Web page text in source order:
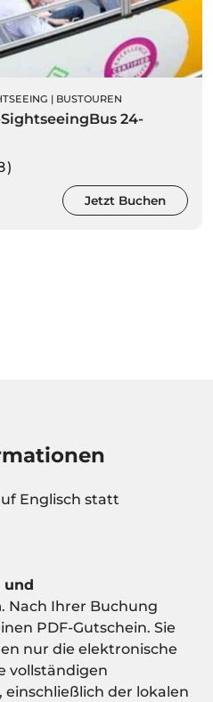
| BUSTOUREN
24-
Jetzt Buchen
Englisch statt
und
. Nach Ihrer Buchung
PDF-Gutschein. Sie
nur die elektronische
vollständigen
der lokalen